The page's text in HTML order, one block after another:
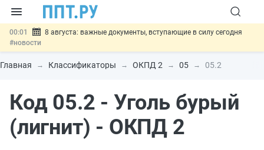
00:01
8 августа: важные документы, вступающие в силу сегодня
#новости
07.08 Подписан закон о блокировке продажи опасных товаров через
«Честный знак»#новости
07.08
Госпошлину за устранение ошибок в документах предлагают
отменить #новости
07.08
Разработают единые критерии трудовых и ГПХ-
отношений #новости
Главная Классификаторы ОКПД 2 05 05.2
Код 05.2 - Уголь бурый
(лигнит) - ОКПД 2